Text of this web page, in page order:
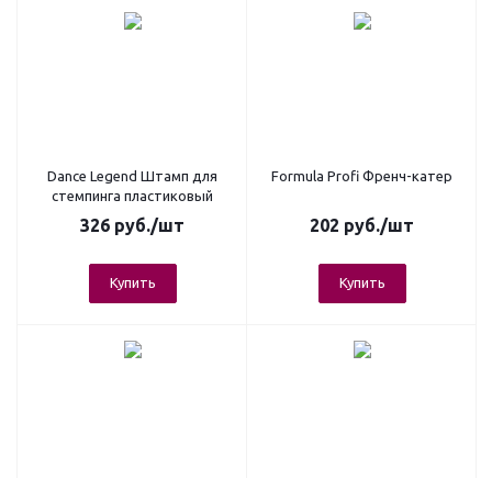
Dance Legend Штамп для
стемпинга пластиковый
326 руб./шт
Купить
Formula Profi Френч-катер
202 руб./шт
Купить